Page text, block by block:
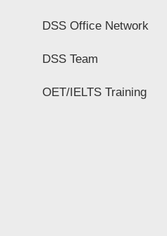
DSS Office Network
DSS Team
OET/IELTS Training